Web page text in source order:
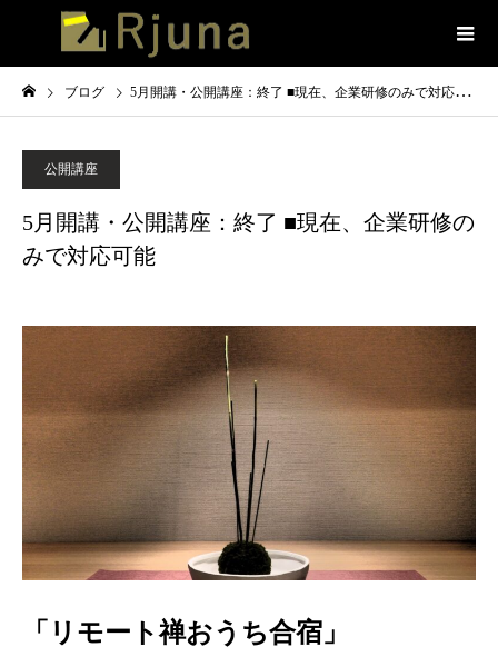
ブログ 5月開講・公開講座：終了 ■現在、企業研修のみで対応可能
公開講座
5月開講・公開講座：終了 ■現在、企業研修の
みで対応可能
「リモート禅おうち合宿」